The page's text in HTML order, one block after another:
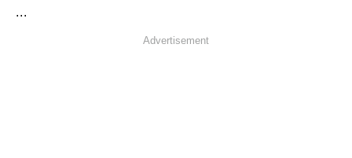
...
Advertisement